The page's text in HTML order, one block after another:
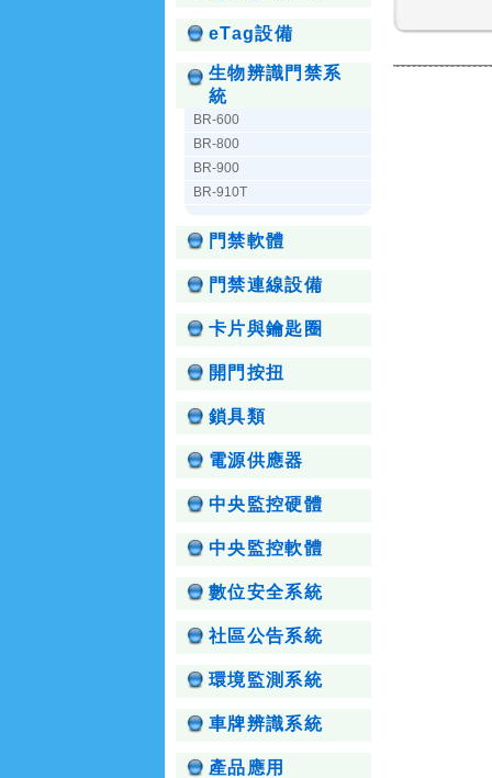
eTag設備
生物辨識門禁系
統
BR-600
BR-800
BR-900
BR-910T
門禁軟體
門禁連線設備
卡片與鑰匙圈
開門按扭
鎖具類
電源供應器
中央監控硬體
中央監控軟體
數位安全系統
社區公告系統
環境監測系統
車牌辨識系統
產品應用